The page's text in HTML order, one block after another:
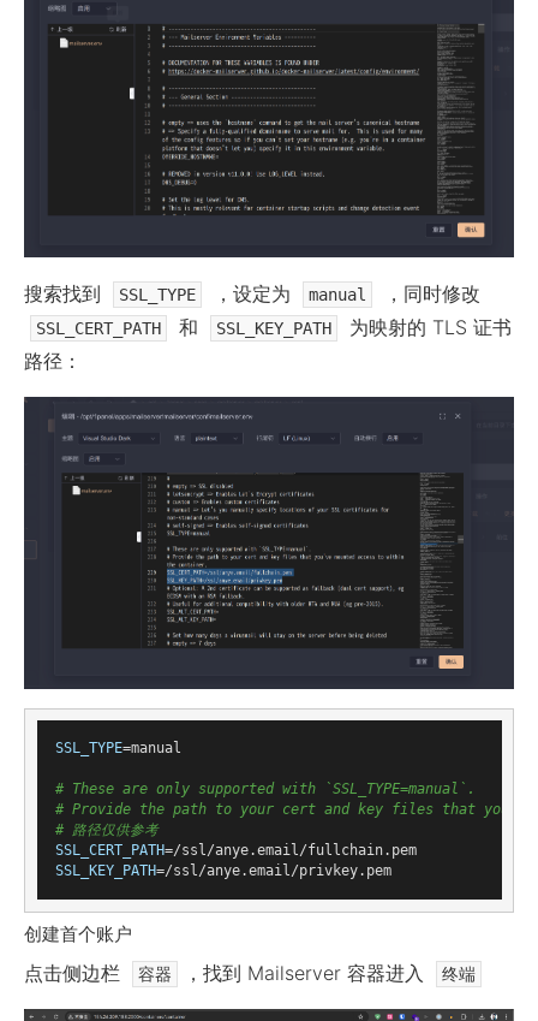
搜索找到 SSL_TYPE ，设定为 manual ，同时修改
SSL_CERT_PATH 和 SSL_KEY_PATH
为映射的 TLS 证书
路径：
SSL_TYPE=manual
# These are only supported with `SSL_TYPE=manual`.
# Provide the path to your cert and key files that you've
# 路径仅供参考
SSL_CERT_PATH
=/ssl/anye.email/fullchain.pem
SSL_KEY_PATH
=/ssl/anye.email/privkey.pem
创建首个账户
点击侧边栏 容器 ，找到 Mailserver 容器进入 终端